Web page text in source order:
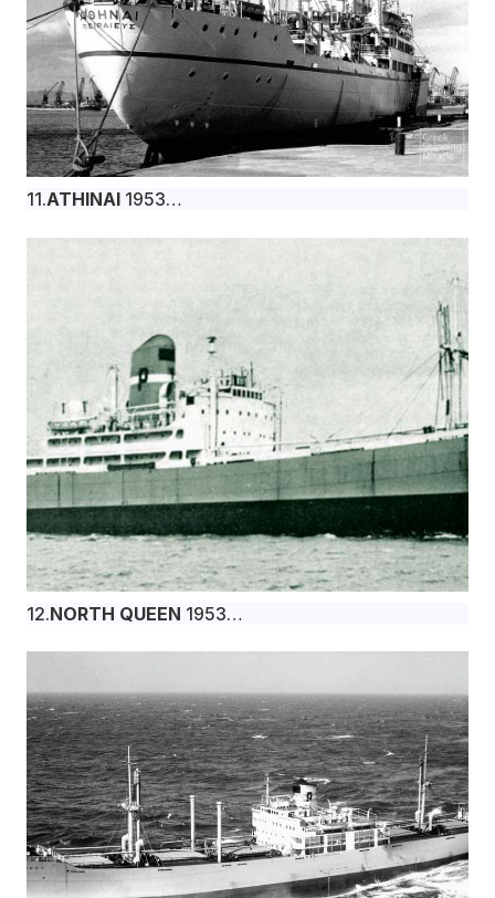
11.ATHINAI 1953
κατασκευάστηκε τον Οκτώβριο του 1953 στα
ιταλικά ναυπηγεία Cantieri del Tirreno, Genoa για
την Ελληνική Κυβέρνηση και αγοράστηκε κατά
την παραλαβή του από την Ελληνική Γραμμή
Νοτίου Αμερικής υπό ελληνική σημαία.
12.NORTH QUEEN 1953
κατασκευάστηκε τον Νοέμβριο του 1953 στα
για την Palmyra Compania Naviera S.A. υπό σημαία
Λιβερίας.